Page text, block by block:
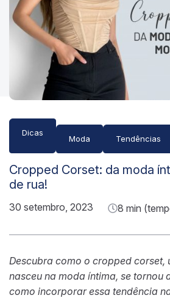
Dicas
Moda Tendências
Cropped Corset: da moda
de rua!
30 setembro, 2023 8 min
Descubra como o cropped corset,
nasceu na moda íntima, se tornou
como incorporar essa tendência